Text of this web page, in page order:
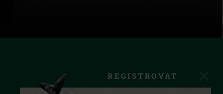
REGISTROVAT